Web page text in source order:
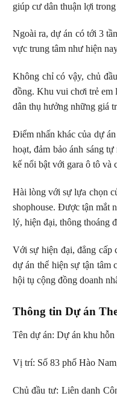
giúp cư dân thuận lợi
Ngoài ra, dự án có tới 3
vực trung tâm như hiện
Không chỉ có vậy, chủ
đồng. Khu vui chơi trẻ em
dân thụ hưởng những giá
Điểm nhấn khác của dự
hoạt, đảm bảo ánh sáng
kế nổi bật với gara ô tô và
Hài lòng với sự lựa chọn
shophouse. Được tận mắt
lý, hiện đại, thông thoáng
Với sự hiện đại, đẳng cấp
dự án thể hiện sự tận tâm
hội tụ cộng đồng doanh
Thông tin Dự án
Tên dự án: Dự án khu
Vị trí: Số 83 phố Hào
Chủ đầu tư: Liên danh